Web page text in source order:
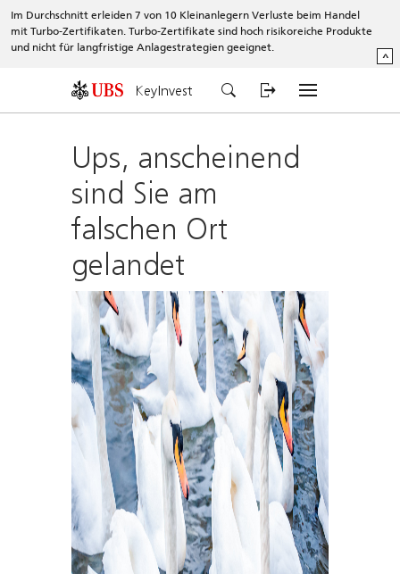
Im Durchschnitt erleiden 7 von 10 Kleinanlegern Verluste beim Handel
mit Turbo-Zertifikaten. Turbo-Zertifikate sind hoch risikoreiche Produkte
und nicht für langfristige Anlagestrategien geeignet.
^
KeyInvest
Ups, anscheinend
sind Sie am
falschen Ort
gelandet